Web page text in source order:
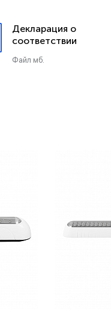
Декларация о
соответствии
Файл мб.